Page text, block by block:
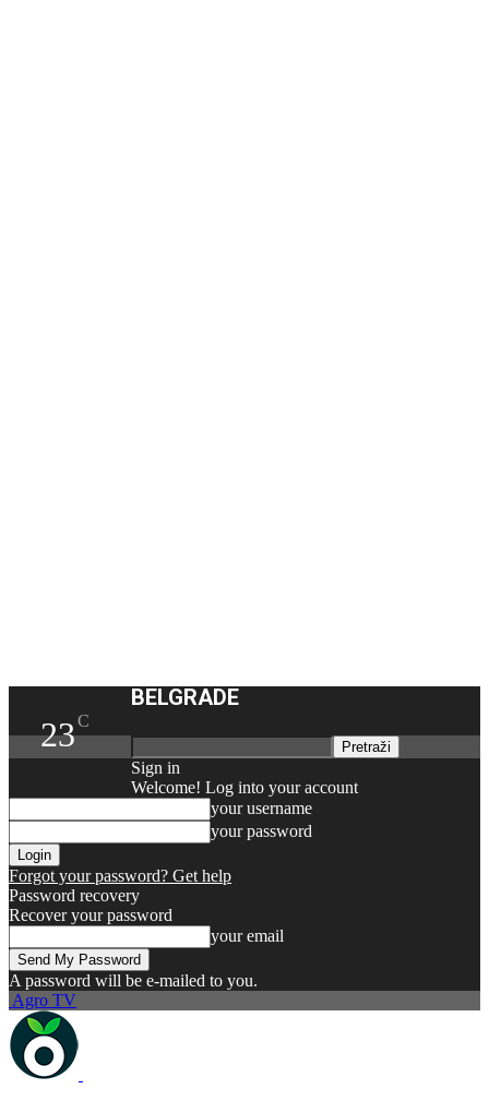
23C
BELGRADE
Sign in
Welcome! Log into your account
your username
your password
Forgot your password? Get help
Password recovery
Recover your password
your email
A password will be e-mailed to you.
Agro TV